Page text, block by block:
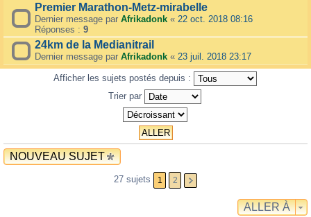
Premier Marathon-Metz-mirabelle
Dernier message par Afrikadonk « 22 oct. 2018 08:16
Réponses : 9
24km de la Medianitrail
Dernier message par Afrikadonk « 23 juil. 2018 23:17
Afficher les sujets postés depuis :
Trier par
NOUVEAU SUJET
27 sujets 1 2
ALLER À